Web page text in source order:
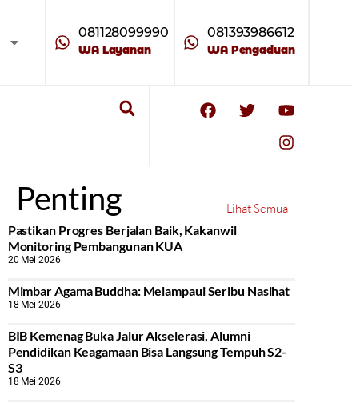
081128099990
WA Layanan
081393986612
WA Pengaduan
Penting
Lihat Semua
Pastikan Progres Berjalan Baik, Kakanwil
Monitoring Pembangunan KUA
20 Mei 2026
Mimbar Agama Buddha: Melampaui Seribu Nasihat
18 Mei 2026
BIB Kemenag Buka Jalur Akselerasi, Alumni
Pendidikan Keagamaan Bisa Langsung Tempuh S2-
S3
18 Mei 2026